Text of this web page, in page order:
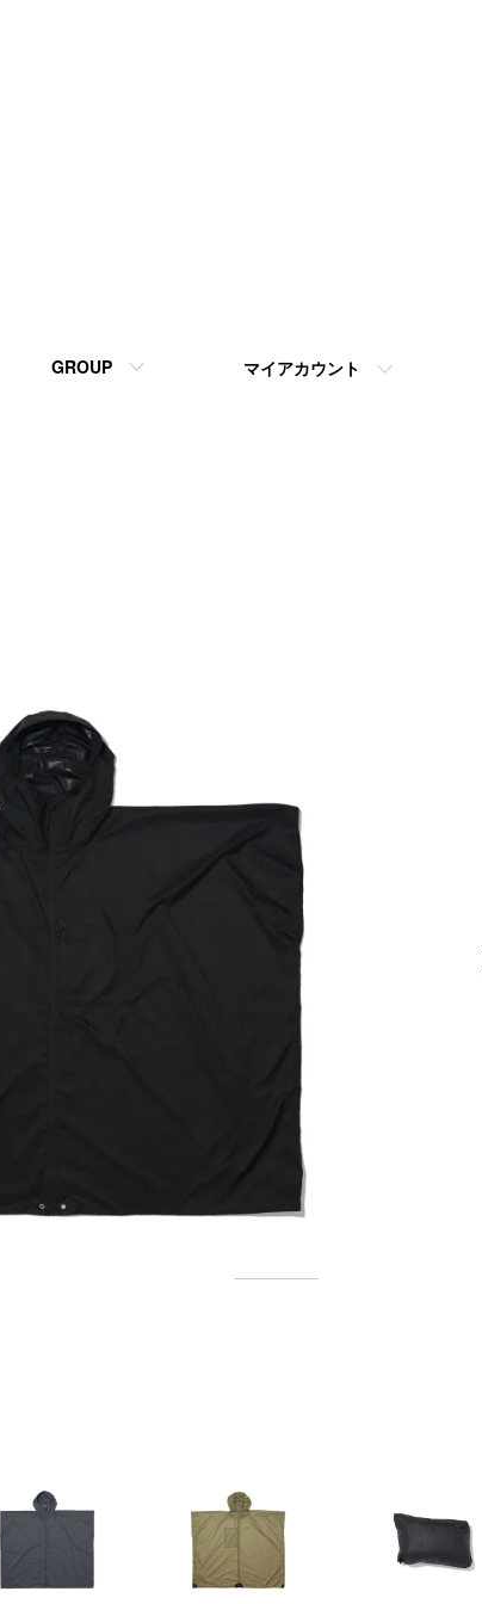
GROUP マイアカウント